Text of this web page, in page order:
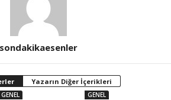
sondakikaesenler
Yazarın Diğer İçerikleri
GENEL GENEL